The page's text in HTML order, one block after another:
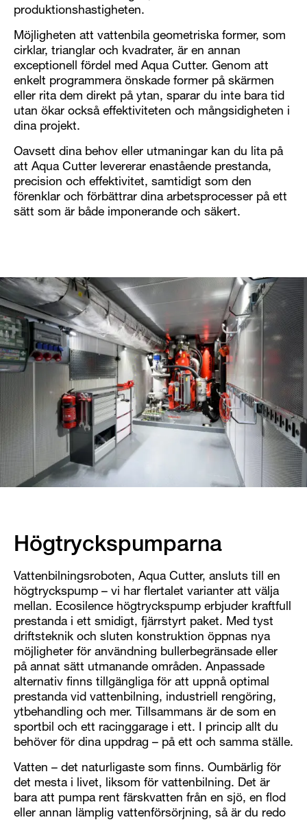
produktionshastigheten.
Möjligheten att vattenbila geometriska former, som
cirklar, trianglar och kvadrater, är en annan
exceptionell fördel med Aqua Cutter. Genom att
enkelt programmera önskade former på skärmen
eller rita dem direkt på ytan, sparar du inte bara tid
utan ökar också effektiviteten och mångsidigheten i
dina projekt.
Oavsett dina behov eller utmaningar kan du lita på
att Aqua Cutter levererar enastående prestanda,
precision och effektivitet, samtidigt som den
förenklar och förbättrar dina arbetsprocesser på ett
sätt som är både imponerande och säkert.
Högtryckspumparna
Vattenbilningsroboten, Aqua Cutter, ansluts till en
högtryckspump – vi har flertalet varianter att välja
mellan. Ecosilence högtryckspump erbjuder kraftfull
prestanda i ett smidigt, fjärrstyrt paket. Med tyst
driftsteknik och sluten konstruktion öppnas nya
möjligheter för användning bullerbegränsade eller
på annat sätt utmanande områden. Anpassade
alternativ finns tillgängliga för att uppnå optimal
prestanda vid vattenbilning, industriell rengöring,
ytbehandling och mer. Tillsammans är de som en
sportbil och ett racinggarage i ett. I princip allt du
behöver för dina uppdrag – på ett och samma ställe.
Vatten – det naturligaste som finns. Oumbärlig för
det mesta i livet, liksom för vattenbilning. Det är
bara att pumpa rent färskvatten från en sjö, en flod
eller annan lämplig vattenförsörjning, så är du redo